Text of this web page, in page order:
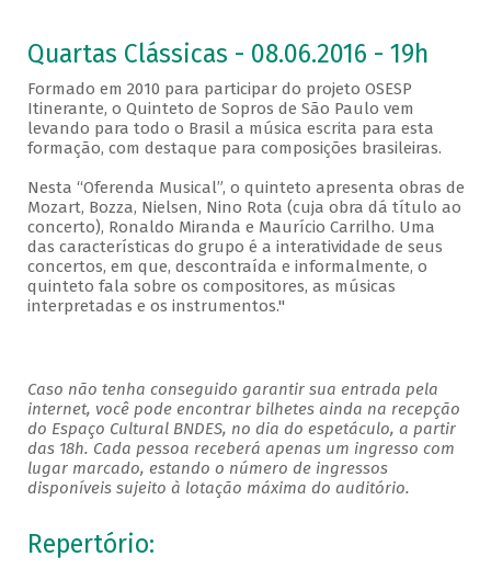
Quartas Clássicas - 08.06.2016 - 19h
Formado em 2010 para participar do projeto OSESP
Itinerante, o Quinteto de Sopros de São Paulo vem
levando para todo o Brasil a música escrita para esta
formação, com destaque para composições brasileiras.
Nesta “Oferenda Musical”, o quinteto apresenta obras de
Mozart, Bozza, Nielsen, Nino Rota (cuja obra dá título ao
concerto), Ronaldo Miranda e Maurício Carrilho. Uma
das características do grupo é a interatividade de seus
concertos, em que, descontraída e informalmente, o
quinteto fala sobre os compositores, as músicas
interpretadas e os instrumentos."
Caso não tenha conseguido garantir sua entrada pela
internet, você pode encontrar bilhetes ainda na recepção
do Espaço Cultural BNDES, no dia do espetáculo, a partir
das 18h. Cada pessoa receberá apenas um ingresso com
lugar marcado, estando o número de ingressos
disponíveis sujeito à lotação máxima do auditório.
Repertório: